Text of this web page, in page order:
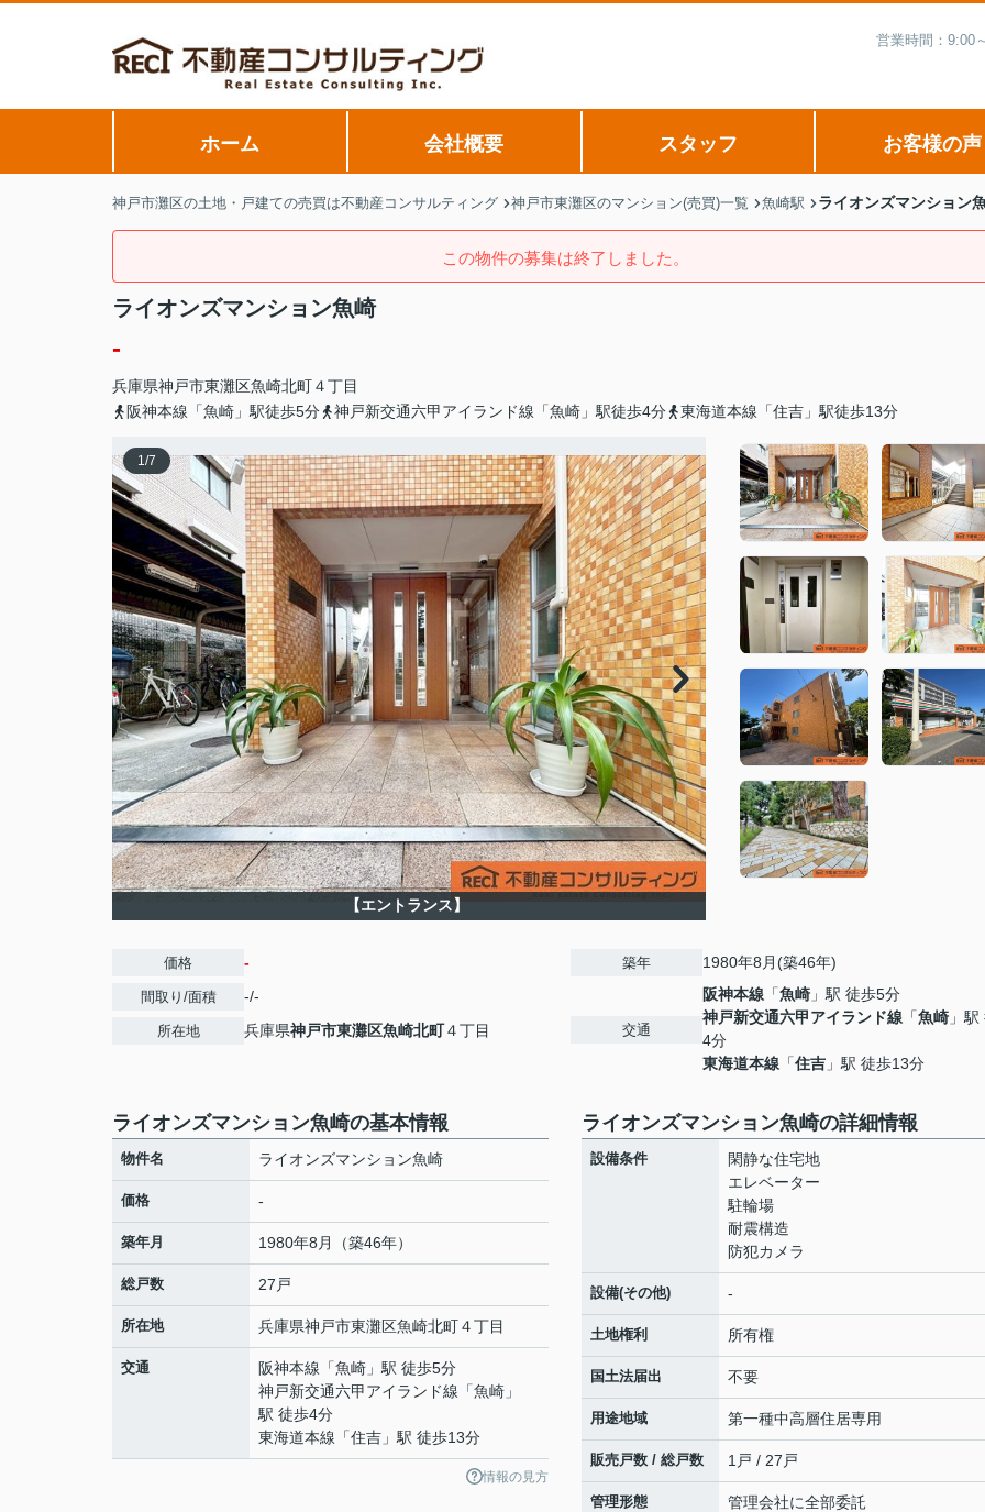
営業時間：
ホーム 会社概要 スタッフ お客様の声
神戸市灘区の土地・戸建ての売買は不動産コンサルティング 神戸市東灘区のマンション(売買)一覧 魚崎駅 ライオンズマンション
この物件の募集は終了しました。
ライオンズマンション魚崎
-
兵庫県神戸市東灘区魚崎北町４丁目
阪神本線「魚崎」駅徒歩5分
神戸新交通六甲アイランド線「魚崎」駅徒歩4分 東海道本線「住吉」駅徒歩13分
1/7
【エントランス】
価格 -
間取り/面積 -/-
所在地 兵庫県神戸市東灘区魚崎北町４丁目
築年 1980年8月(築46年)
交通
阪神本線 「魚崎 」駅 徒歩5分
神戸新交通六甲アイランド線 「魚崎 」
4分
東海道本線 「住吉 」駅 徒歩13分
ライオンズマンション魚崎の基本情報
物件名 ライオンズマンション魚崎
価格 -
築年月 1980年8月（築46年）
総戸数 27戸
所在地 兵庫県神戸市東灘区魚崎北町４丁目
交通 阪神本線 「魚崎 」駅 徒歩5分
神戸新交通六甲アイランド線 「魚崎 」
駅 徒歩4分
東海道本線 「住吉 」駅 徒歩13分
情報の見方
ライオンズマンション魚崎の詳細情報
設備条件
閑静な住宅地
エレベーター
駐輪場
耐震構造
防犯カメラ
設備(その他) -
土地権利 所有権
国土法届出 不要
用途地域 第一種中高層住居専用
販売戸数 / 総戸数 1戸 / 27戸
管理形態 管理会社に全部委託